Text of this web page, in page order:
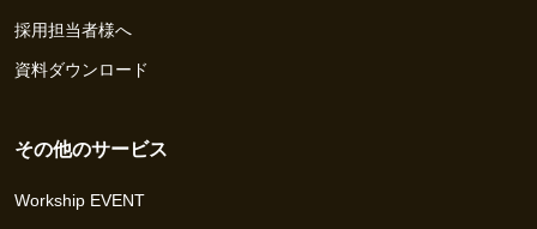
採用担当者様へ
資料ダウンロード
その他のサービス
Workship EVENT